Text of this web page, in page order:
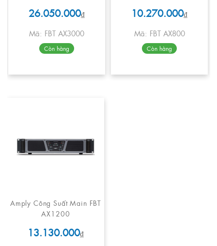
26.050.000₫
Mã: FBT AX3000
Còn hàng
10.270.000₫
Mã: FBT AX800
Còn hàng
Amply Công Suất Main FBT
AX1200
13.130.000₫